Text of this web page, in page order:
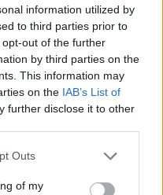
information utilized by
to third parties prior to
out of the further
by third parties on the
This information may
on the IAB’s List of
further disclose it to other
one or more Google
You may click to
Outs
of my